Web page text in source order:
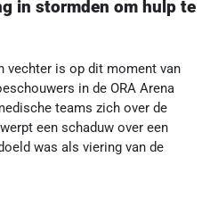
in stormden om hulp te
vechter is op dit moment van
in de ORA Arena
teams zich over de
een schaduw over een
was als viering van de